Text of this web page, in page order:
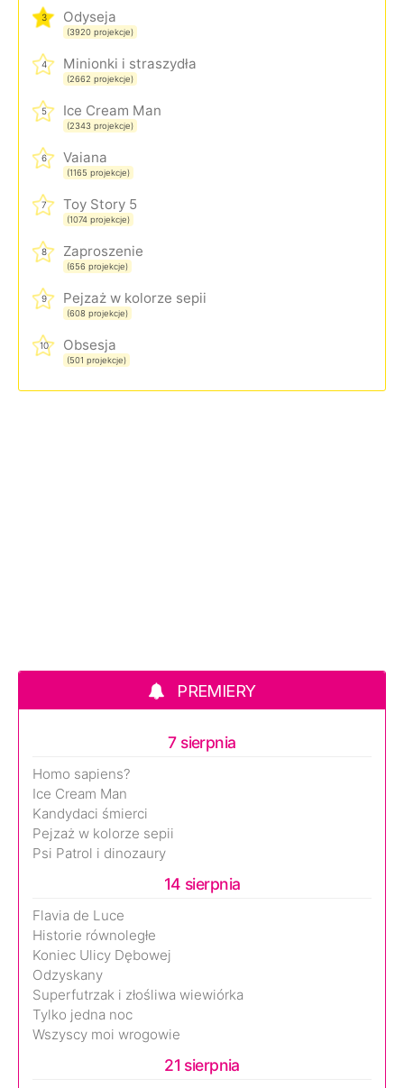
3 Odyseja
(3920 projekcje)
4 Minionki i straszydła
(2662 projekcje)
5 Ice Cream Man
(2343 projekcje)
6 Vaiana
(1165 projekcje)
7 Toy Story 5
(1074 projekcje)
8 Zaproszenie
(656 projekcje)
9 Pejzaż w kolorze sepii
(608 projekcje)
10 Obsesja
(501 projekcje)
PREMIERY
7 sierpnia
Homo sapiens?
Ice Cream Man
Kandydaci śmierci
Pejzaż w kolorze sepii
Psi Patrol i dinozaury
14 sierpnia
Flavia de Luce
Historie równoległe
Koniec Ulicy Dębowej
Odzyskany
Superfutrzak i złośliwa wiewiórka
Tylko jedna noc
Wszyscy moi wrogowie
21 sierpnia